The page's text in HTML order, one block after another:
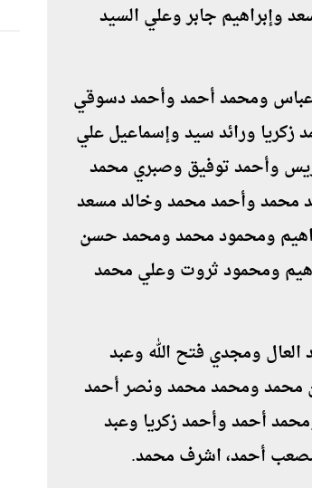
وإبراهيم جابر وعلي السيد
3 سنوات هم العفى عباس ومحمد أحمد وأحمد دسوقي
ورائد سيد وإسماعيل علي
وأحمد توفيق وصبري محمد
محمد وأحمد محمد وخالد مسعد
ومحمود محمد ومحمد حسن
ومحمود ثروت وعلي محمد
ومجدي فتح الله وعبد
محمد ومحمد محمد ونصر أحمد
أحمد وأحمد زكريا وعبد
أحمد، اشرف محمد.